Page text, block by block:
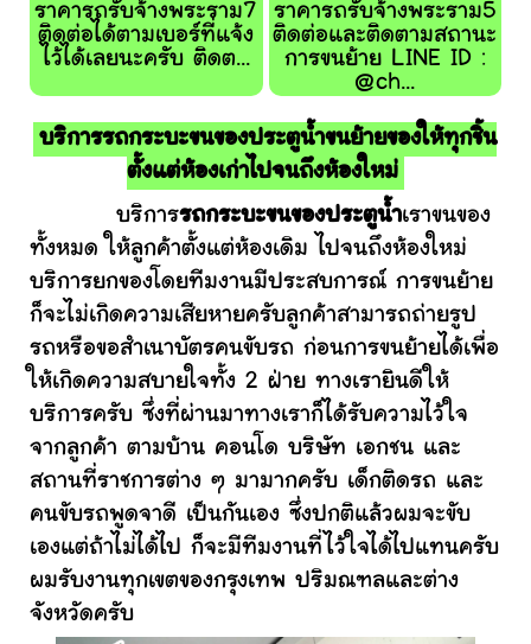
ราคารถรับจ้างพระราม7
ติดต่อได้ตามเบอร์ที่แจ้ง
ไว้ได้เลยนะครับ ติดต...
ราคารถรับจ้างพระราม5
ติดต่อและติดตามสถานะ
การขนย้าย LINE ID :
@ch...
บริการรถกระบะขนของประตูน้ำขนย้ายของให้ทุกชิ้น
ตั้งแต่ห้องเก่าไปจนถึงห้องใหม่
บริการรถกระบะขนของประตูน้ำเราขนของ
ทั้งหมด ให้ลูกค้าตั้งแต่ห้องเดิม ไปจนถึงห้องใหม่
บริการยกของโดยทีมงานมีประสบการณ์ การขนย้าย
ก็จะไม่เกิดความเสียหายครับลูกค้าสามารถถ่ายรูป
รถหรือขอสำเนาบัตรคนขับรถ ก่อนการขนย้ายได้เพื่อ
ให้เกิดความสบายใจทั้ง 2 ฝ่าย ทางเรายินดีให้
บริการครับ ซึ่งที่ผ่านมาทางเราก็ได้รับความไว้ใจ
จากลูกค้า ตามบ้าน คอนโด บริษัท เอกชน และ
สถานที่ราชการต่าง ๆ มามากครับ เด็กติดรถ และ
คนขับรถพูดจาดี เป็นกันเอง ซึ่งปกติแล้วผมจะขับ
เองแต่ถ้าไม่ได้ไป ก็จะมีทีมงานที่ไว้ใจได้ไปแทนครับ
ผมรับงานทุกเขตของกรุงเทพ ปริมณฑลและต่าง
จังหวัดครับ